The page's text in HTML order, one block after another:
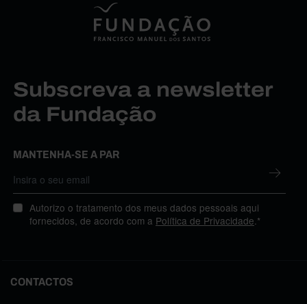
Subscreva a newsletter
da Fundação
MANTENHA-SE A PAR
Autorizo o tratamento dos meus dados pessoais aqui
fornecidos, de acordo com a Política de Privacidade.*
CONTACTOS